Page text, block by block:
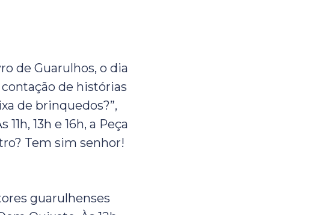
de Guarulhos, o dia
contação de histórias
de brinquedos?”,
13h e 16h, a Peça
Tem sim senhor!
guarulhenses